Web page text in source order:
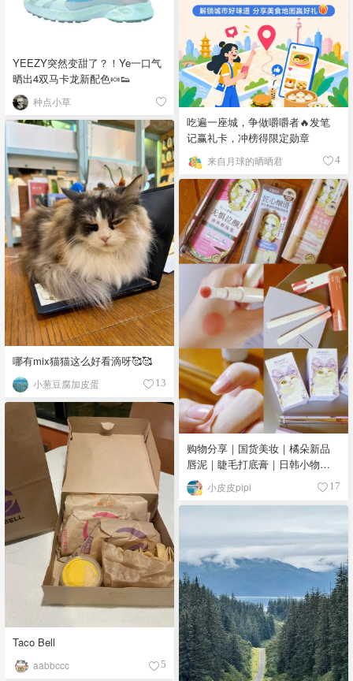
YEEZY突然变甜了？！Ye一口气
晒出4双马卡龙新配色🍬👟
种点小草
吃遍一座城，争做嚼嚼者🔥发笔
记赢礼卡，冲榜得限定勋章
来自月球的晒晒君 4
哪有mix猫猫这么好看滴呀🥰🥰
小葱豆腐加皮蛋 13
购物分享｜国货美妆｜橘朵新品
唇泥｜睫毛打底膏｜日韩小物｜
眼线笔｜美甲DIY💅
小皮皮pipi 17
Taco Bell
aabbccc 5